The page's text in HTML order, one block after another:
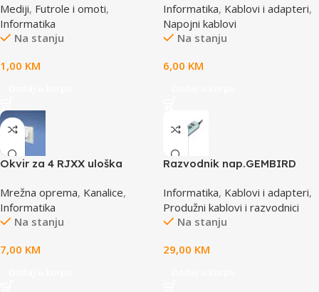
Mediji, Futrole i omoti,
Informatika
Na stanju
1,00 KM
Informatika, Kablovi i adapteri,
Napojni kablovi
Na stanju
6,00 KM
Okvir za 4 RJXX uloška
Mrežna oprema, Kanalice,
Informatika
Na stanju
7,00 KM
Razvodnik nap.GEMBIRD
prekidac, 4,5m, osigurač,
prenaponska zaštita
Informatika, Kablovi i adapteri,
Produžni kablovi i razvodnici
Na stanju
29,00 KM